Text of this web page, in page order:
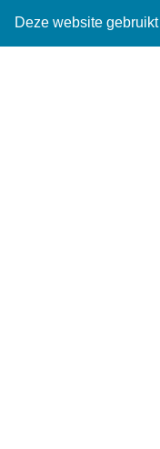
Deze website